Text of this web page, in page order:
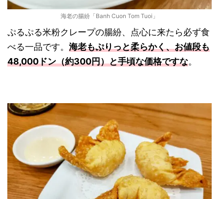
海老の腸紛「Banh Cuon Tom Tuoi」
ぷるぷる米粉クレープの腸紛、点心に来たら必ず食
べる一品です。 海老もぷりっと柔らかく、お値段も
48,000ドン（約300円）と手頃な価格ですな。